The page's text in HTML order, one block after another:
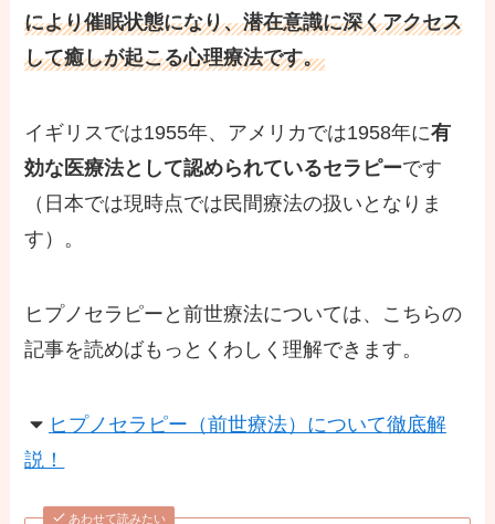
により催眠状態になり、潜在意識に深くアクセス
して癒しが起こる心理療法です。
イギリスでは1955年、アメリカでは1958年に有
効な医療法として認められているセラピーです
（日本では現時点では民間療法の扱いとなりま
す）。
ヒプノセラピーと前世療法については、こちらの
記事を読めばもっとくわしく理解できます。
ヒプノセラピー（前世療法）について徹底解
説！
あわせて読みたい